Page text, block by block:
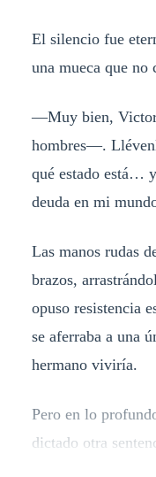
El silencio fue
una mueca que no
—Muy bien,
hombres—.
qué estado está…
deuda en mi
Las manos rudas
brazos,
opuso resistencia
se aferraba a una
hermano viviría.
Pero en lo
dictado otra